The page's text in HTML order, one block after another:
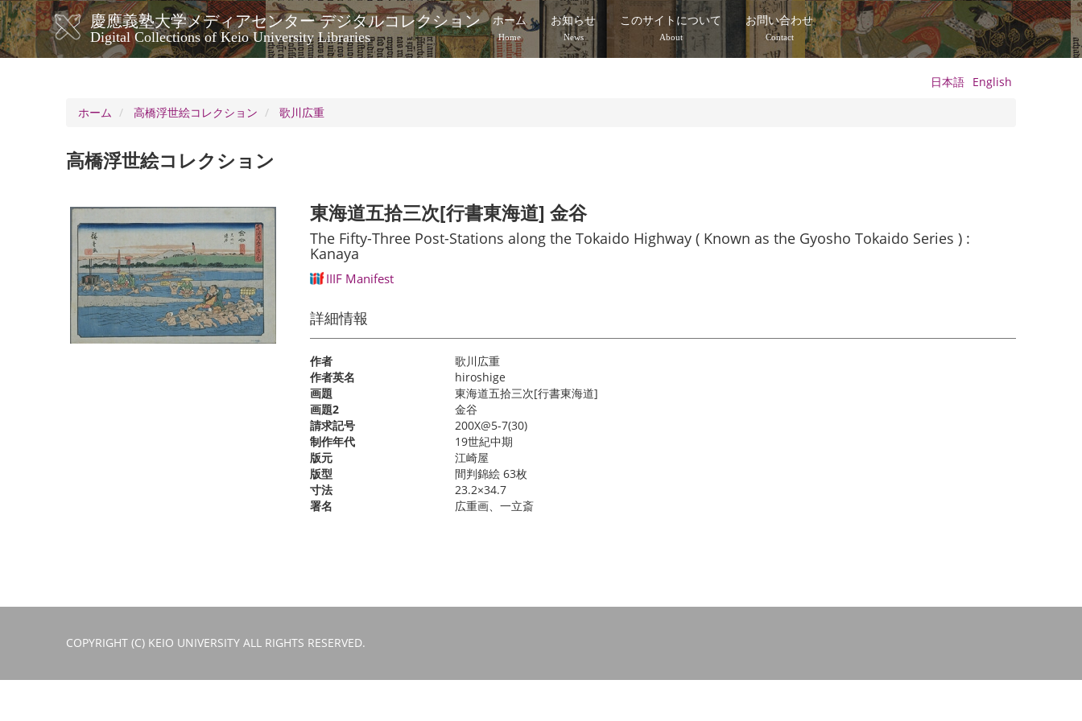
メ
イ
ン
コ
慶應義塾大学メディアセンター デジタルコレクション
Digital Collections of Keio University Libraries
メ
イ
ビ
ー
シ
ン
ホーム
Home
お知らせ
News
このサイトについて
About
お問い合わせ
Contact
日本語 English
ホーム
高橋浮世絵コレクション 歌川広重
高橋浮世絵コレクション
東海道五拾三次[行書東海道] 金谷
The Fifty-Three Post-Stations along the Tokaido Highway ( Known as the Gyosho Tokaido Series ) :
Kanaya
IIIF Manifest
詳細情報
作者
歌川広重
作者英名
hiroshige
画題
東海道五拾三次[行書東海道]
画題2
金谷
請求記号
200X@5-7(30)
制作年代
19世紀中期
版元
江崎屋
版型
間判錦絵 63枚
寸法
23.2×34.7
署名
広重画、一立斎
COPYRIGHT (C) KEIO UNIVERSITY ALL RIGHTS RESERVED.